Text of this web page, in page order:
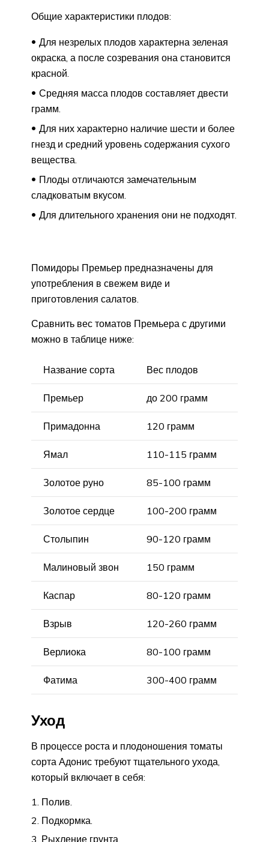
Общие характеристики плодов:
Для незрелых плодов характерна зеленая
окраска, а после созревания она становится
красной.
Средняя масса плодов составляет двести
грамм.
Для них характерно наличие шести и более
гнезд и средний уровень содержания сухого
вещества.
Плоды отличаются замечательным
сладковатым вкусом.
Для длительного хранения они не подходят.
Помидоры Премьер предназначены для
употребления в свежем виде и
приготовления салатов.
Сравнить вес томатов Премьера с другими
можно в таблице ниже:
Название сорта Вес плодов
Премьер до 200 грамм
Примадонна 120 грамм
Ямал 110-115 грамм
Золотое руно 85-100 грамм
Золотое сердце 100-200 грамм
Столыпин 90-120 грамм
Малиновый звон 150 грамм
Каспар 80-120 грамм
Взрыв 120-260 грамм
Верлиока 80-100 грамм
Фатима 300-400 грамм
Уход
В процессе роста и плодоношения томаты
сорта Адонис требуют тщательного ухода,
который включает в себя:
Полив.
Подкормка.
Рыхление грунта.